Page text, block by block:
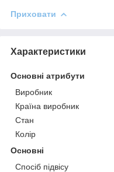
Приховати
Характеристики
Основні атрибути
Виробник
Країна виробник
Стан
Колір
Основні
Спосіб підвісу